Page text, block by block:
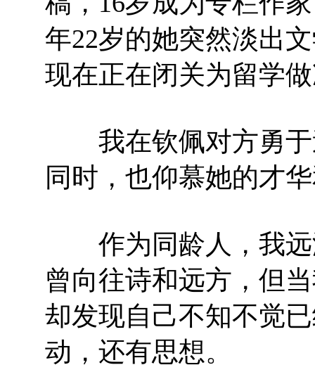
年22岁的她突然淡出
现在正在闭关为留学
我在钦佩对方勇于
同时，也仰慕她的才
作为同龄人，我远
曾向往诗和远方，但
却发现自己不知不觉
动，还有思想。